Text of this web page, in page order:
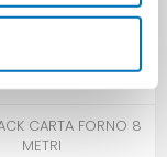
CARTA FORNO 8
METRI